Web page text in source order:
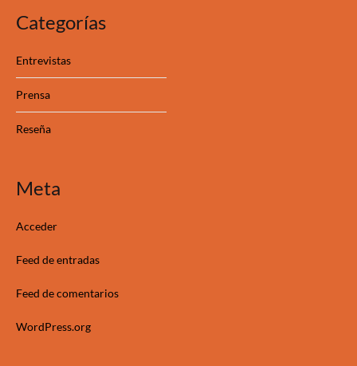
Categorías
Entrevistas
Prensa
Reseña
Meta
Acceder
Feed de entradas
Feed de comentarios
WordPress.org